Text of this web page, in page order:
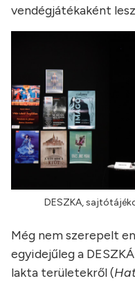
vendégjátékaként
DESZKA,
Még nem szerepelt
egyidejűleg a
lakta területekről (